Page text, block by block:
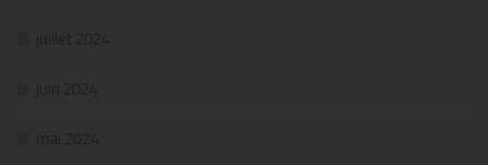
juillet 2024
juin 2024
mai 2024